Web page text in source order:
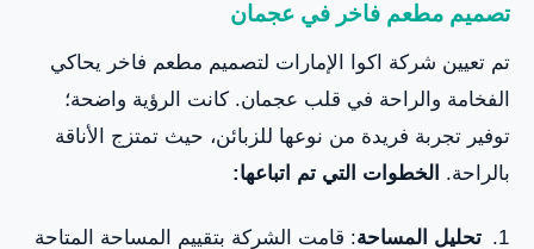
تصميم مطعم فاخر في عجمان
تم تعيين شركة اكوا الإمارات لتصميم مطعم فاخر يحاكي
الفخامة والراحة في قلب عجمان. كانت الرؤية واضحة؛
توفير تجربة فريدة من نوعها للزبائن، حيث تمتزج الأناقة
بالراحة.
الخطوات التي تم اتباعها:
تحليل المساحة: قامت الشركة بتقييم المساحة المتاحة